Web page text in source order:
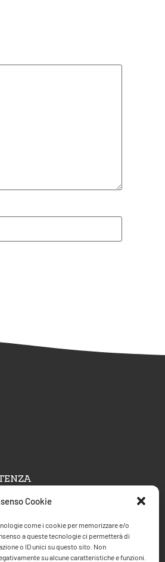
Cookie
come i cookie per memorizzare e/o
a queste tecnologie ci permetterà di
o ID unici su questo sito. Non
su alcune caratteristiche e funzioni.
Training Int.